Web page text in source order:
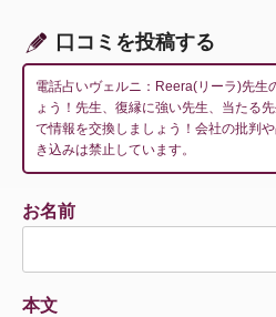
ン
口コミを投稿する
電話占いヴェルニ：Reera(リーラ)先生
ょう！先生、復縁に強い先生、当たる
で情報を交換しましょう！会社の批判
き込みは禁止しています。
お名前
本文